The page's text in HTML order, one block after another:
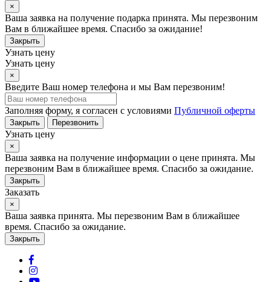
×
Ваша заявка на получение подарка принята. Мы перезвоним
Вам в ближайшее время. Спасибо за ожидание!
Закрыть
Узнать цену
Узнать цену
×
Введите Ваш номер телефона и мы Вам перезвоним!
Заполняя форму, я согласен с условиями Публичной оферты
Закрыть Перезвонить
Узнать цену
×
Ваша заявка на получение информации о цене принята. Мы
перезвоним Вам в ближайшее время. Спасибо за ожидание.
Закрыть
Заказать
×
Ваша заявка принята. Мы перезвоним Вам в ближайшее
время. Спасибо за ожидание.
Закрыть